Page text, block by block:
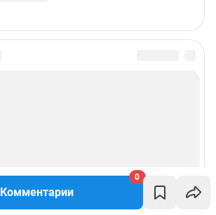
Комментарии
0